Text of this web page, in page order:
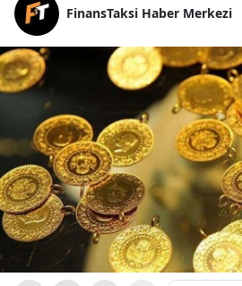
FinansTaksi Haber Merkezi